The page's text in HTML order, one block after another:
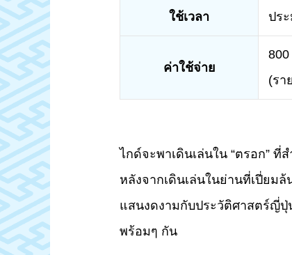
ใช้เวลา ปร
ค่าใช้จ่าย
800
(รา
ไกด์จะพาเดินเล่นใน “ตรอก”
หลังจากเดินเล่นในย่านที่เปี่ยม
แสนงดงามกับประวัติศาสตร์ญี่ปุ่
พร้อมๆ กัน